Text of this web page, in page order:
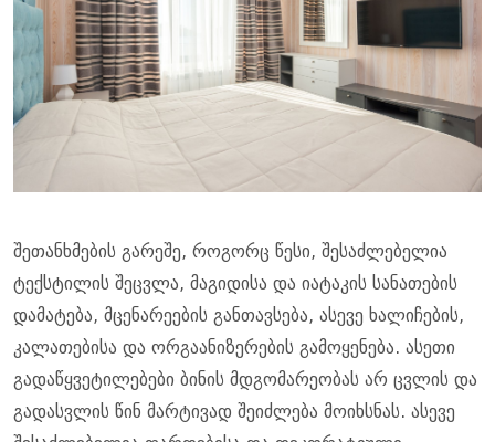
შეთანხმების გარეშე, როგორც წესი, შესაძლებელია
ტექსტილის შეცვლა, მაგიდისა და იატაკის სანათების
დამატება, მცენარეების განთავსება, ასევე ხალიჩების,
კალათებისა და ორგაანიზერების გამოყენება. ასეთი
გადაწყვეტილებები ბინის მდგომარეობას არ ცვლის და
გადასვლის წინ მარტივად შეიძლება მოიხსნას. ასევე